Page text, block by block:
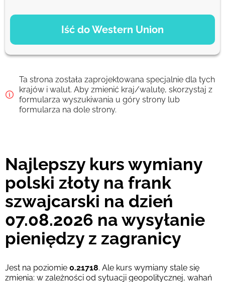
Iść do Western Union
OPCJE PŁATNOŚCI
19.65 CHF 1-2 min
Google Pay
19.65 CHF
Prowizja Strumok, zawsze 0%
Ta strona została zaprojektowana specjalnie dla tych
krajów i walut. Aby zmienić kraj/walutę, skorzystaj z
formularza wyszukiwania u góry strony lub
formularza na dole strony.
Najlepszy kurs wymiany
polski złoty na frank
szwajcarski na dzień
07.08.2026 na wysyłanie
pieniędzy z zagranicy
Jest na poziomie 0.21718. Ale kurs wymiany stale się
zmienia: w zależności od sytuacji geopolitycznej, wahań